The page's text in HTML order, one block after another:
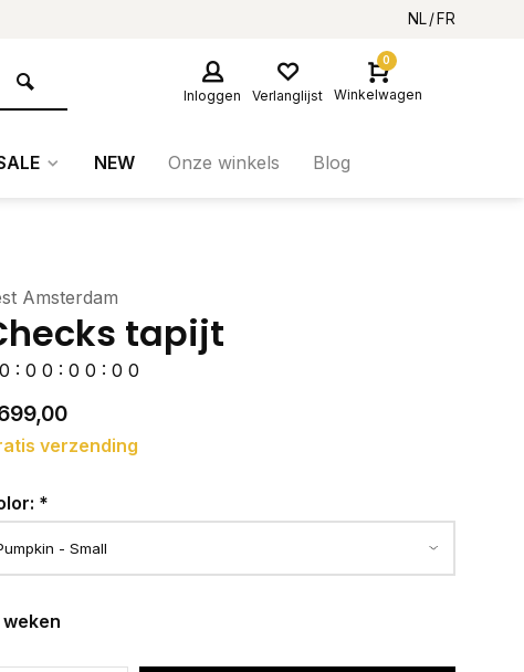
NL FR
Inloggen Verlanglijst
0
Winkelwagen
NEW Onze winkels Blog
Amsterdam
tapijt
0 : 0 0 : 0 0 : 0 0
verzending
*
weken